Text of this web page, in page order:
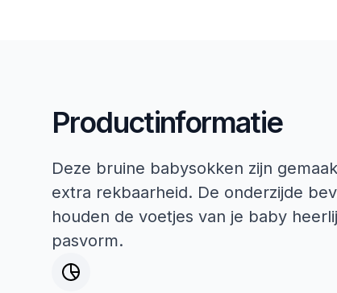
Productinformatie
Deze bruine babysokken zijn
extra rekbaarheid. De onderzijde
houden de voetjes van je baby
pasvorm.